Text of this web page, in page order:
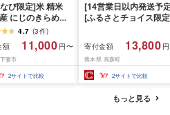
び限定]米 精米
にじのきらめき
月 FN-Limited-
4.7 (3件)
額
11,000 円〜
妻市
2サイトで比較
[14営業日以内発送予
[ふるさとチョイス限定
だわら 熊本県 高森町
リジナル米 計
10kg(5kg×2袋)精米 お
米 米 5kg×2 10kg
寄付金額 13,800
熊本県 高森町
2サイトで比較
もっと見る